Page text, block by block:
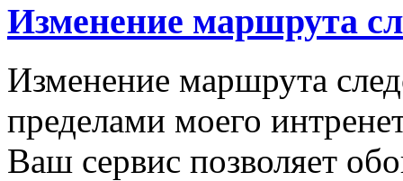
Изменение маршрута
Изменение маршрута
пределами моего
Ваш сервис позволяет